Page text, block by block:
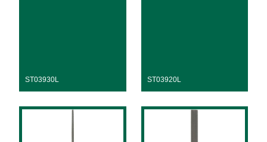
ST03930L ST03920L